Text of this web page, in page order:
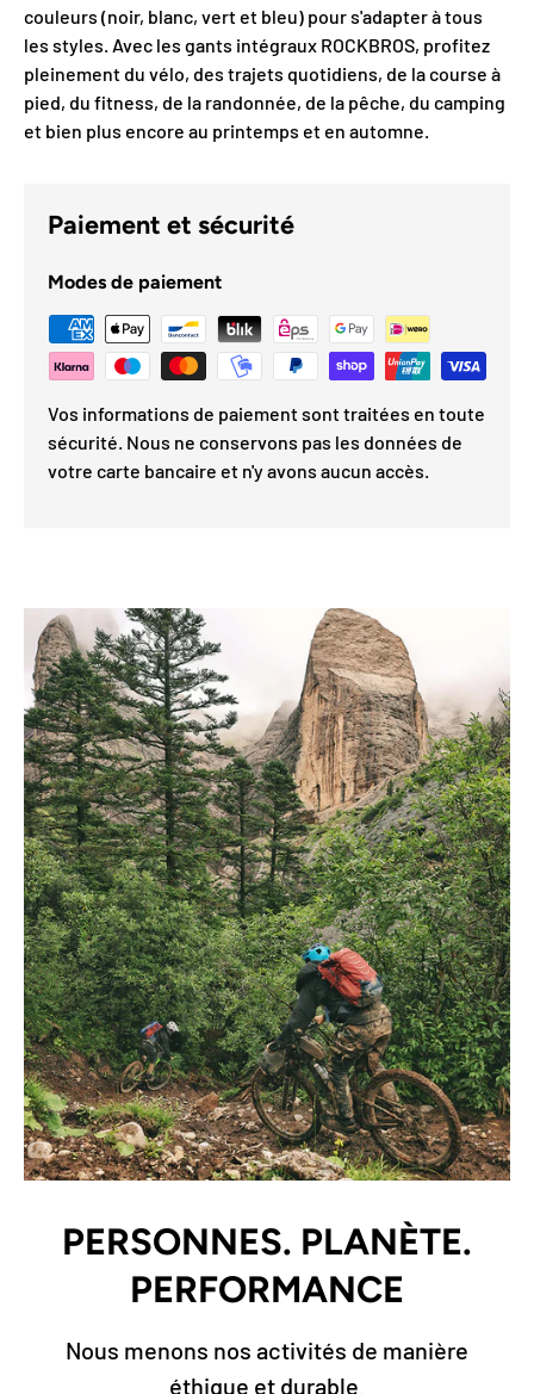
couleurs (noir, blanc, vert et bleu) pour s'adapter à tous
les styles. Avec les gants intégraux ROCKBROS, profitez
pleinement du vélo, des trajets quotidiens, de la course à
pied, du fitness, de la randonnée, de la pêche, du camping
et bien plus encore au printemps et en automne.
Paiement et sécurité
Modes de paiement
Vos informations de paiement sont traitées en toute
sécurité. Nous ne conservons pas les données de
votre carte bancaire et n'y avons aucun accès.
PERSONNES. PLANÈTE.
PERFORMANCE
Nous menons nos activités de manière
éthique et durable.